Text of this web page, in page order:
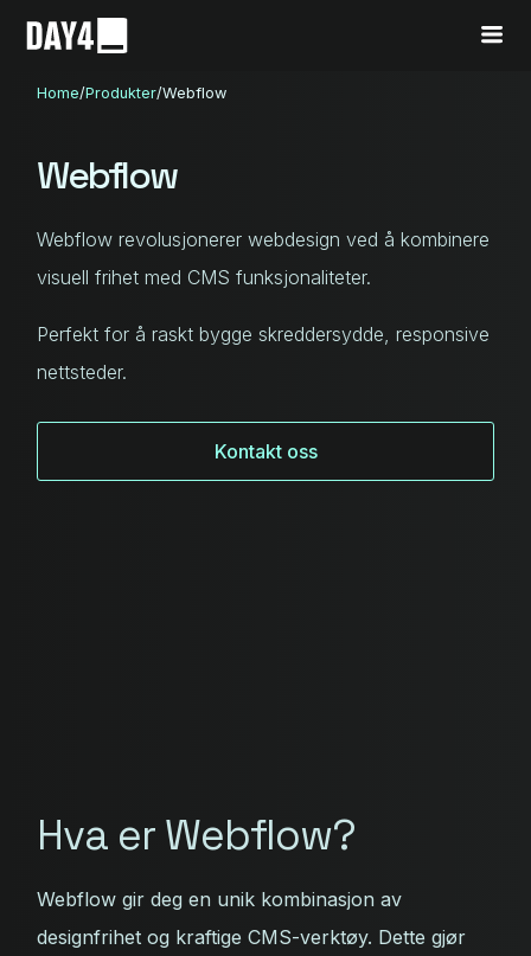
Home/Produkter/Webflow
Webflow
Webflow revolusjonerer webdesign ved å kombinere
visuell frihet med CMS funksjonaliteter.
Perfekt for å raskt bygge skreddersydde, responsive
nettsteder.
Kontakt oss
Hva er Webflow?
Webflow gir deg en unik kombinasjon av
designfrihet og kraftige CMS-verktøy. Dette gjør